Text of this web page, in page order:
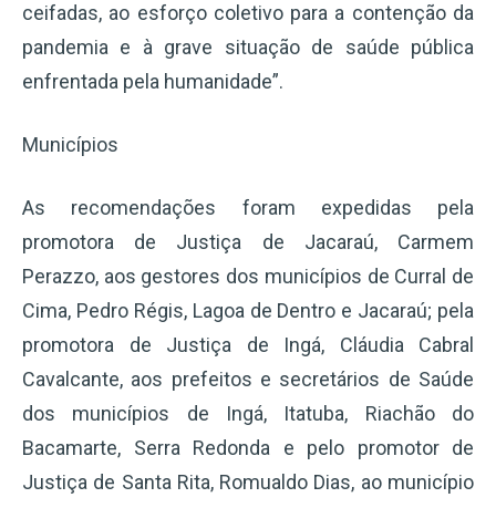
ceifadas, ao esforço coletivo para a contenção da
pandemia e à grave situação de saúde pública
enfrentada pela humanidade”.
Municípios
As recomendações foram expedidas pela
promotora de Justiça de Jacaraú, Carmem
Perazzo, aos gestores dos municípios de Curral de
Cima, Pedro Régis, Lagoa de Dentro e Jacaraú; pela
promotora de Justiça de Ingá, Cláudia Cabral
Cavalcante, aos prefeitos e secretários de Saúde
dos municípios de Ingá, Itatuba, Riachão do
Bacamarte, Serra Redonda e pelo promotor de
Justiça de Santa Rita, Romualdo Dias, ao município